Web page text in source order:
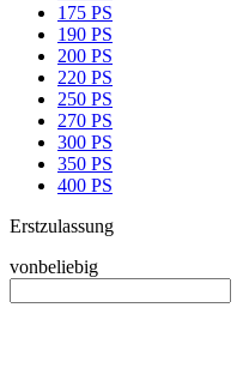
175 PS
190 PS
200 PS
220 PS
250 PS
270 PS
300 PS
350 PS
400 PS
Erstzulassung
vonbeliebig